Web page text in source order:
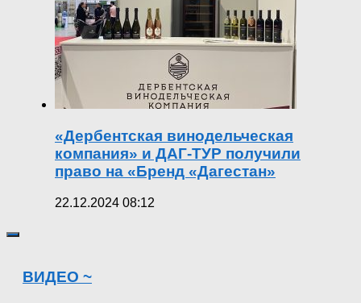
«Дербентская винодельческая
компания» и ДАГ-ТУР получили
право на «Бренд «Дагестан»
22.12.2024 08:12
ВИДЕО ~